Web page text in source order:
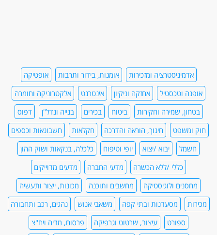
אדמיניסטרציה ומזכירות אומנות, בידור ותרבות
אופטיקה
אופנה וטכסטיל
אחזקה וניקיון אינטרנט
אלקטרוניקה וחומרה
בטחון, שמירה וחקירות
ביטוח בכירים בנייה ונדל"ן
דפוס
חוק ומשפט
חינוך, הוראה והדרכה חקלאות
חשבונאות וכספים
חשמל
יבוא /יצוא יופי וטיפוח
כלכלה, בנקאות ושוק ההון
כללי /ללא הכשרה
מדעי החברה
מדעים מדוייקים
מחסנים ולוגיסטיקה
מחשבים ותוכנה
מכונות, ייצור ותעשיה
מכירות
מסעדנות ובתי קפה משאבי אנוש
נהגים, רכב ותחבורה
ספורט
עיצוב, שרטוט וגרפיקה
פרסום, מדיה ויח"צ